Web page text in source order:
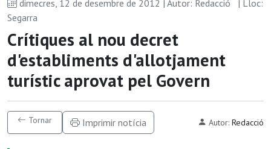
dimecres, 12 de desembre de 2012 | Autor: Redacció
| Lloc:
Segarra
Crítiques al nou decret
d'establiments d'allotjament
turístic aprovat pel Govern
Tornar Imprimir notícia Autor: Redacció